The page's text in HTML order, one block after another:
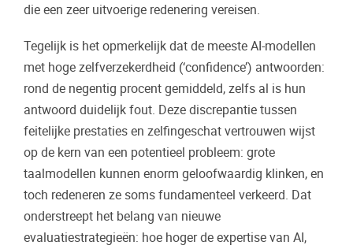
die een zeer uitvoerige redenering vereisen.
Tegelijk is het opmerkelijk dat de meeste AI-modellen
met hoge zelfverzekerdheid (‘confidence’) antwoorden:
rond de negentig procent gemiddeld, zelfs al is hun
antwoord duidelijk fout. Deze discrepantie tussen
feitelijke prestaties en zelfingeschat vertrouwen wijst
op de kern van een potentieel probleem: grote
taalmodellen kunnen enorm geloofwaardig klinken, en
toch redeneren ze soms fundamenteel verkeerd. Dat
onderstreept het belang van nieuwe
evaluatiestrategieën: hoe hoger de expertise van AI,